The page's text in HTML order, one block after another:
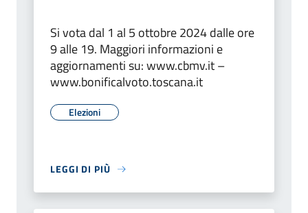
Si vota dal 1 al 5 ottobre 2024 dalle ore
9 alle 19. Maggiori informazioni e
aggiornamenti su: www.cbmv.it –
www.bonificalvoto.toscana.it
Elezioni
LEGGI DI PIÙ